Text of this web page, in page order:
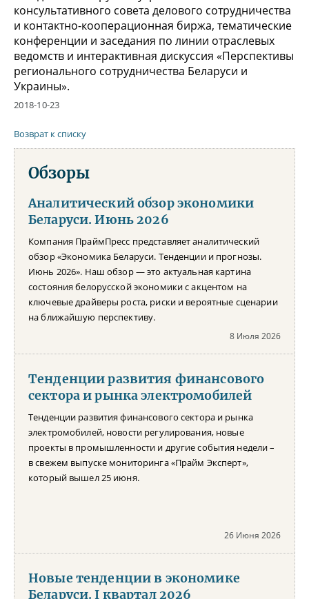
консультативного совета делового сотрудничества
и контактно-кооперационная биржа, тематические
конференции и заседания по линии отраслевых
ведомств и интерактивная дискуссия «Перспективы
регионального сотрудничества Беларуси и
Украины».
2018-10-23
Возврат к списку
Обзоры
Аналитический обзор экономики
Беларуси. Июнь 2026
Компания ПраймПресс представляет аналитический
обзор «Экономика Беларуси. Тенденции и прогнозы.
Июнь 2026». Наш обзор — это актуальная картина
состояния белорусской экономики с акцентом на
ключевые драйверы роста, риски и вероятные сценарии
на ближайшую перспективу.
8 Июля 2026
Тенденции развития финансового
сектора и рынка электромобилей
Тенденции развития финансового сектора и рынка
электромобилей, новости регулирования, новые
проекты в промышленности и другие события недели –
в свежем выпуске мониторинга «Прайм Эксперт»,
который вышел 25 июня.
26 Июня 2026
Новые тенденции в экономике
Беларуси. I квартал 2026